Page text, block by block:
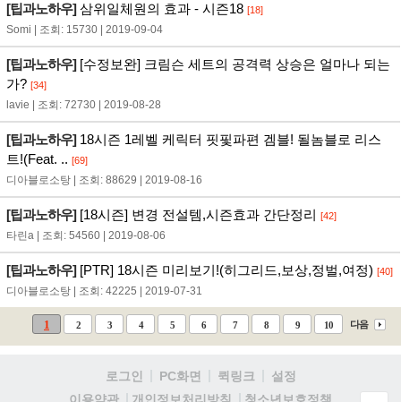
[팁과노하우]삼위일체원의 효과 - 시즌18 [18]
Somi | 조회: 15730 | 2019-09-04
[팁과노하우][수정보완] 크림슨 세트의 공격력 상승은 얼마나 되는
가? [34]
lavie | 조회: 72730 | 2019-08-28
[팁과노하우]18시즌 1레벨 케릭터 핏핓파편 겜블! 될놈블로 리스
트!(Feat. .. [69]
디아블로소탕 | 조회: 88629 | 2019-08-16
[팁과노하우][18시즌] 변경 전설템,시즌효과 간단정리 [42]
타린a | 조회: 54560 | 2019-08-06
[팁과노하우][PTR] 18시즌 미리보기!(히그리드,보상,정벌,여정) [40]
디아블로소탕 | 조회: 42225 | 2019-07-31
1 2 3 4 5 6 7 8 9 10 다음
로그인 PC화면 퀵링크
설정
청소년보호정책